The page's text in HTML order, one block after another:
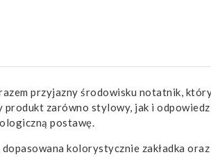
przyjazny środowisku notatnik,
produkt zarówno stylowy, jak i
postawę.
kolorystycznie zakładka